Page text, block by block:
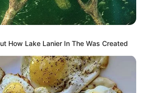
How Lake Lanier In The Was Created